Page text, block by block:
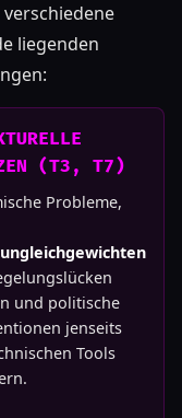
liegenden
(T3, T7)
Probleme,
und politische
jenseits
Tools